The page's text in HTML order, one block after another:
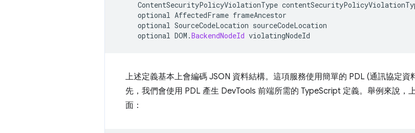
ContentSecurityPolicyViolationType
optional AffectedFrame frameAncestor
optional SourceCodeLocation sourceCodeLocation
optional DOM .BackendNodeId violatingNodeId
上述定義基本上會編碼 JSON 資料結構。這項服務使用簡單的 PDL (通訊協定
先，我們會使用 PDL 產生 DevTools 前端所需的 TypeScript 定義。舉例來說，
面：